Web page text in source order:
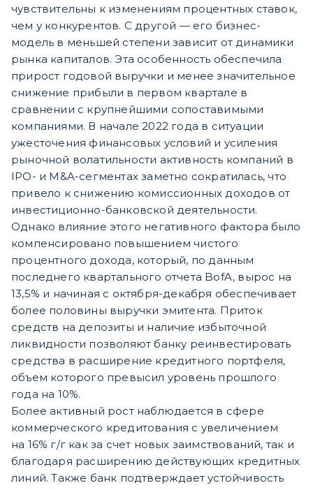
чувствительны к изменениям процентных ставок,
чем у конкурентов. С другой — его бизнес-
модель в меньшей степени зависит от динамики
рынка капиталов. Эта особенность обеспечила
прирост годовой выручки и менее значительное
снижение прибыли в первом квартале в
сравнении с крупнейшими сопоставимыми
компаниями. В начале 2022 года в ситуации
ужесточения финансовых условий и усиления
рыночной волатильности активность компаний в
IPO- и M&A-сегментах заметно сократилась, что
привело к снижению комиссионных доходов от
инвестиционно-банковской деятельности.
Однако влияние этого негативного фактора было
компенсировано повышением чистого
процентного дохода, который, по данным
последнего квартального отчета BofA, вырос на
13,5% и начиная с октября-декабря обеспечивает
более половины выручки эмитента. Приток
средств на депозиты и наличие избыточной
ликвидности позволяют банку реинвестировать
средства в расширение кредитного портфеля,
объем которого превысил уровень прошлого
года на 10%.
Более активный рост наблюдается в сфере
коммерческого кредитования с увеличением
на 16% г/г как за счет новых заимствований, так и
благодаря расширению действующих кредитных
линий. Также банк подтверждает устойчивость